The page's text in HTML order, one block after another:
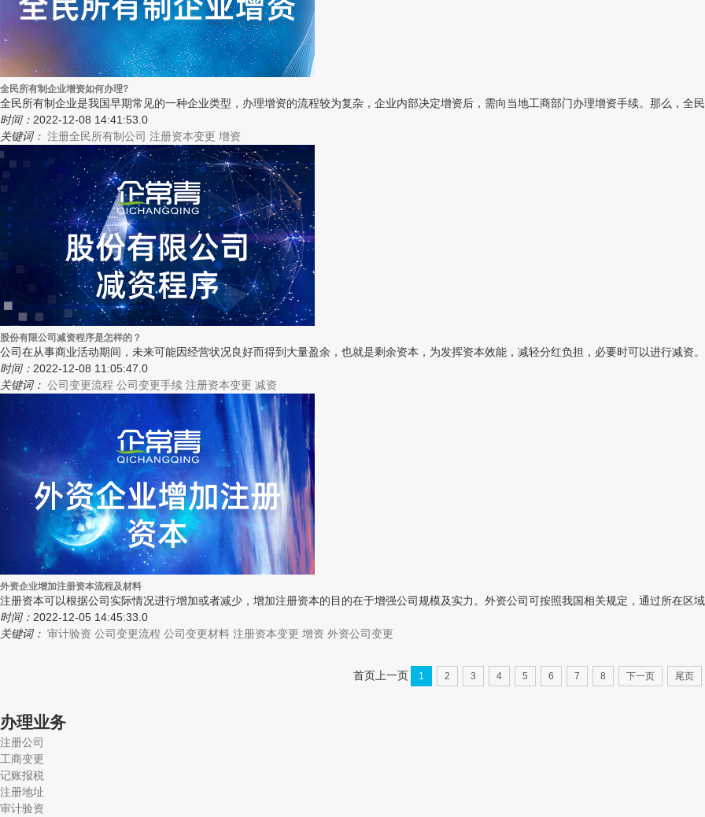
全民所有制企业增资如何办理?
全民所有制企业是我国早期常见的一种企业类型，办理增资的流程较为复杂，企业内部决定增资后，需向当地工商部门办理增资手续。那么，全
时间： 2022-12-08 14:41:53.0
关键词： 注册全民所有制公司 注册资本变更 增资
股份有限公司减资程序是怎样的？
公司在从事商业活动期间，未来可能因经营状况良好而得到大量盈余，也就是剩余资本，为发挥资本效能，减轻分红负担，必要时可以进行减资。
时间： 2022-12-08 11:05:47.0
关键词： 公司变更流程 公司变更手续 注册资本变更 减资
外资企业增加注册资本流程及材料
注册资本可以根据公司实际情况进行增加或者减少，增加注册资本的目的在于增强公司规模及实力。外资公司可按照我国相关规定，通过所在区域
时间： 2022-12-05 14:45:33.0
关键词： 审计验资 公司变更流程 公司变更材料 注册资本变更 增资 外资公司变更
首页 上一页 1 2 3 4 5 6 7 8 下一页 尾页
办理业务
注册公司
工商变更
记账报税
注册地址
审计验资